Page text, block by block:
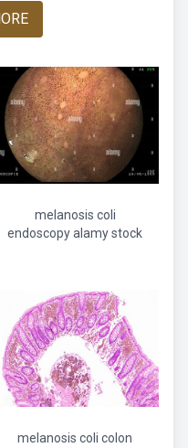
melanosis coli
endoscopy alamy stock
melanosis coli colon